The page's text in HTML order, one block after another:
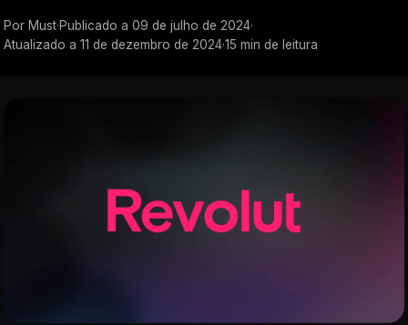
Por Must·Publicado a 09 de julho de 2024·
Atualizado a 11 de dezembro de 2024·15 min de leitura